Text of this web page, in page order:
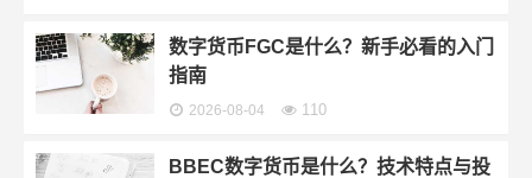
数字货币FGC是什么？新手必看的入门
指南
2026-08-04 110
BBEC数字货币是什么？技术特点与投